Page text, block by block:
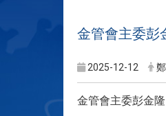
金管會主委彭
2025-12-12
金管會主委彭金